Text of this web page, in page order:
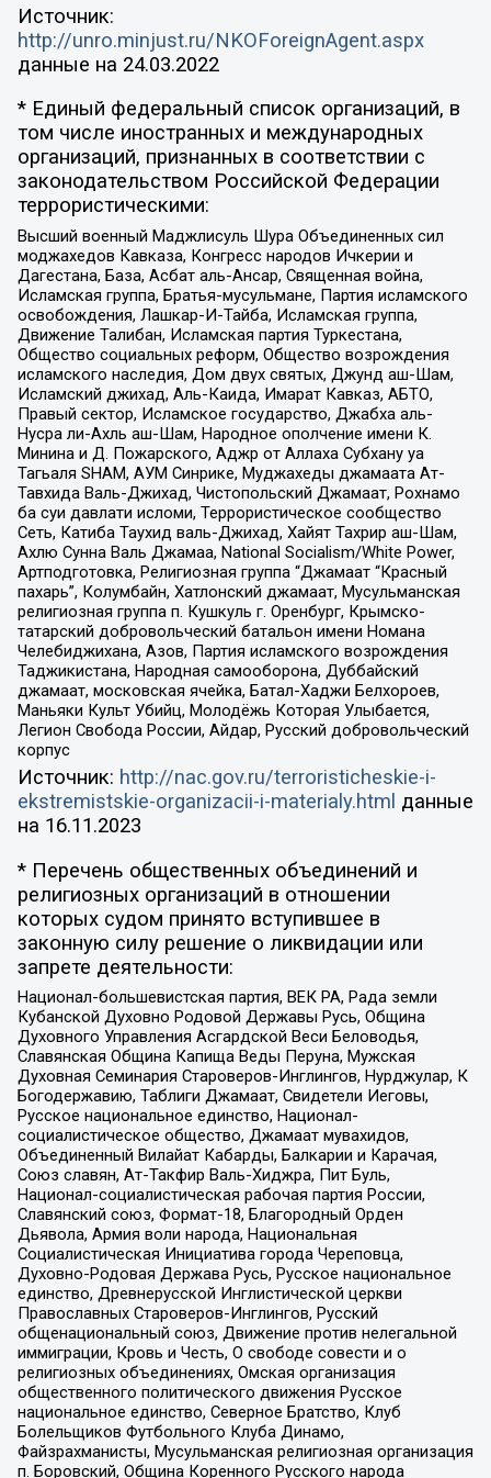
Источник:
http://unro.minjust.ru/NKOForeignAgent.aspx
данные на 24.03.2022
* Единый федеральный список организаций, в
том числе иностранных и международных
организаций, признанных в соответствии с
законодательством Российской Федерации
террористическими:
Высший военный Маджлисуль Шура Объединенных сил
моджахедов Кавказа, Конгресс народов Ичкерии и
Дагестана, База, Асбат аль-Ансар, Священная война,
Исламская группа, Братья-мусульмане, Партия исламского
освобождения, Лашкар-И-Тайба, Исламская группа,
Движение Талибан, Исламская партия Туркестана,
Общество социальных реформ, Общество возрождения
исламского наследия, Дом двух святых, Джунд аш-Шам,
Исламский джихад, Аль-Каида, Имарат Кавказ, АБТО,
Правый сектор, Исламское государство, Джабха аль-
Нусра ли-Ахль аш-Шам, Народное ополчение имени К.
Минина и Д. Пожарского, Аджр от Аллаха Субхану уа
Тагьаля SHAM, АУМ Синрике, Муджахеды джамаата Ат-
Тавхида Валь-Джихад, Чистопольский Джамаат, Рохнамо
ба суи давлати исломи, Террористическое сообщество
Сеть, Катиба Таухид валь-Джихад, Хайят Тахрир аш-Шам,
Ахлю Сунна Валь Джамаа, National Socialism/White Power,
Артподготовка, Религиозная группа “Джамаат “Красный
пахарь”, Колумбайн, Хатлонский джамаат, Мусульманская
религиозная группа п. Кушкуль г. Оренбург, Крымско-
татарский добровольческий батальон имени Номана
Челебиджихана, Азов, Партия исламского возрождения
Таджикистана, Народная самооборона, Дуббайский
джамаат, московская ячейка, Батал-Хаджи Белхороев,
Маньяки Культ Убийц, Молодёжь Которая Улыбается,
Легион Свобода России, Айдар, Русский добровольческий
корпус
Источник: http://nac.gov.ru/terroristicheskie-i-
ekstremistskie-organizacii-i-materialy.html данные
на 16.11.2023
* Перечень общественных объединений и
религиозных организаций в отношении
которых судом принято вступившее в
законную силу решение о ликвидации или
запрете деятельности:
Национал-большевистская партия, ВЕК РА, Рада земли
Кубанской Духовно Родовой Державы Русь, Община
Духовного Управления Асгардской Веси Беловодья,
Славянская Община Капища Веды Перуна, Мужская
Духовная Семинария Староверов-Инглингов, Нурджулар, К
Богодержавию, Таблиги Джамаат, Свидетели Иеговы,
Русское национальное единство, Национал-
социалистическое общество, Джамаат мувахидов,
Объединенный Вилайат Кабарды, Балкарии и Карачая,
Союз славян, Ат-Такфир Валь-Хиджра, Пит Буль,
Национал-социалистическая рабочая партия России,
Славянский союз, Формат-18, Благородный Орден
Дьявола, Армия воли народа, Национальная
Социалистическая Инициатива города Череповца,
Духовно-Родовая Держава Русь, Русское национальное
единство, Древнерусской Инглистической церкви
Православных Староверов-Инглингов, Русский
общенациональный союз, Движение против нелегальной
иммиграции, Кровь и Честь, О свободе совести и о
религиозных объединениях, Омская организация
общественного политического движения Русское
национальное единство, Северное Братство, Клуб
Болельщиков Футбольного Клуба Динамо,
Файзрахманисты, Мусульманская религиозная организация
п. Боровский, Община Коренного Русского народа